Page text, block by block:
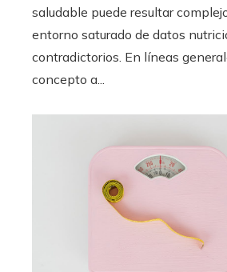
saludable puede resultar
entorno saturado de datos
contradictorios. En líneas
concepto a...